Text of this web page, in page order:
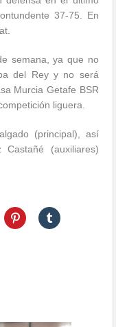
37-75. En
semana, ya que no
del Rey y no será
Murcia Getafe BSR
liguera.
(principal), así
(auxiliares)